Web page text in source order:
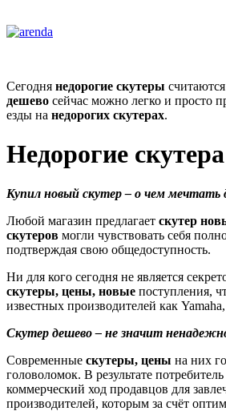
Сегодня недорогие скутеры
дешево сейчас можно легко и просто
езды на недорогих скутерах.
Недорогие скутера
Купил новый скутер – о чем мечтать
Любой магазин предлагает скутер
скутеров могли чувствовать себя
подтверждая свою общедоступность.
Ни для кого сегодня не является
скутеры, цены, новые поступления,
известных производителей как
Скутер дешево – не значит
Современные скутеры, цены на них
головоломок. В результате
коммерческий ход продавцов для
производителей, которым за счёт